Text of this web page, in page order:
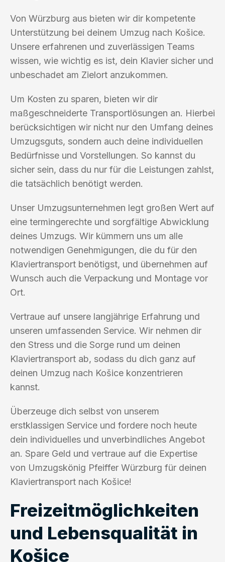
Von Würzburg aus bieten wir dir kompetente
Unterstützung bei deinem Umzug nach Košice.
Unsere erfahrenen und zuverlässigen Teams
wissen, wie wichtig es ist, dein Klavier sicher und
unbeschadet am Zielort anzukommen.
Um Kosten zu sparen, bieten wir dir
maßgeschneiderte Transportlösungen an. Hierbei
berücksichtigen wir nicht nur den Umfang deines
Umzugsguts, sondern auch deine individuellen
Bedürfnisse und Vorstellungen. So kannst du
sicher sein, dass du nur für die Leistungen zahlst,
die tatsächlich benötigt werden.
Unser Umzugsunternehmen legt großen Wert auf
eine termingerechte und sorgfältige Abwicklung
deines Umzugs. Wir kümmern uns um alle
notwendigen Genehmigungen, die du für den
Klaviertransport benötigst, und übernehmen auf
Wunsch auch die Verpackung und Montage vor
Ort.
Vertraue auf unsere langjährige Erfahrung und
unseren umfassenden Service. Wir nehmen dir
den Stress und die Sorge rund um deinen
Klaviertransport ab, sodass du dich ganz auf
deinen Umzug nach Košice konzentrieren
kannst.
Überzeuge dich selbst von unserem
erstklassigen Service und fordere noch heute
dein individuelles und unverbindliches Angebot
an. Spare Geld und vertraue auf die Expertise
von Umzugskönig Pfeiffer Würzburg für deinen
Klaviertransport nach Košice!
Freizeitmöglichkeiten
und Lebensqualität in
Košice